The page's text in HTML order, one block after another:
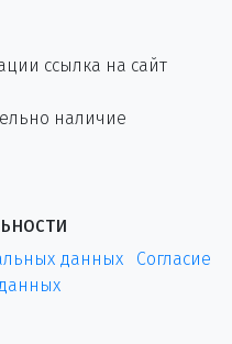
ссылка на сайт
наличие
данных
Согласие